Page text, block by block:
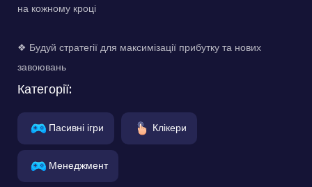
на кожному кроці
❖ Будуй стратегії для максимізації прибутку та нових
завоювань
Категорії:
Пасивні ігри Клікери
Менеджмент